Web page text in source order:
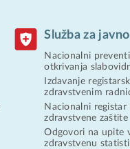
Služba za
Nacionalni
otkrivanja
Izdavanje
zdravstvenim
Nacionalni registar
zdravstvene zaštite
Odgovori na upite
zdravstvenu